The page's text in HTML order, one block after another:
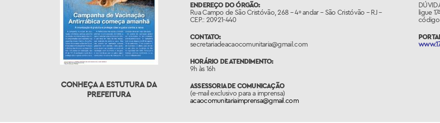
CONHEÇA A ESTUTURA DA
PREFEITURA
ENDEREÇO DO ÓRGÃO:
Rua Campo de São Cristóvão, 268 – 4º andar – São Cristóvão – RJ –
CEP.: 20921-440
CONTATO:
secretariadeacaocomunitaria@gmail.com
HORÁRIO DE ATENDIMENTO:
9h às 16h
ASSESSORIA DE COMUNICAÇÃO
(e-mail exclusivo para a imprensa)
acaocomunitariaimprensa@gmail.com
ligue
código